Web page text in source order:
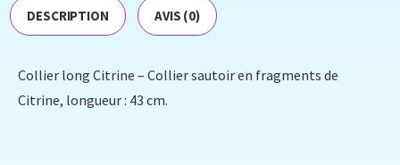
DESCRIPTION AVIS (0)
Collier long Citrine – Collier sautoir en fragments de
Citrine, longueur : 43 cm.